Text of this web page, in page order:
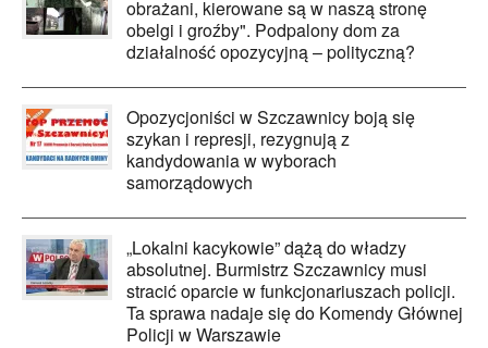
obrażani, kierowane są w naszą stronę
obelgi i groźby". Podpalony dom za
działalność opozycyjną – polityczną?
Opozycjoniści w Szczawnicy boją się
szykan i represji, rezygnują z
kandydowania w wyborach
samorządowych
„Lokalni kacykowie” dążą do władzy
absolutnej. Burmistrz Szczawnicy musi
stracić oparcie w funkcjonariuszach policji.
Ta sprawa nadaje się do Komendy Głównej
Policji w Warszawie